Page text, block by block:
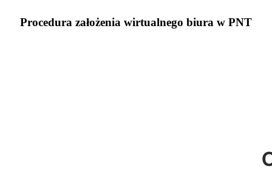
Procedura założenia wirtualnego biura w PNT